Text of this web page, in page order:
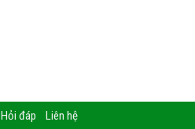
Hỏi đáp Liên hệ